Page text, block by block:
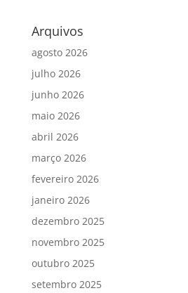
Arquivos
agosto 2026
julho 2026
junho 2026
maio 2026
abril 2026
março 2026
fevereiro 2026
janeiro 2026
dezembro 2025
novembro 2025
outubro 2025
setembro 2025